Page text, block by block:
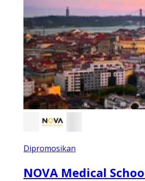
Dipromosikan
NOVA Medical